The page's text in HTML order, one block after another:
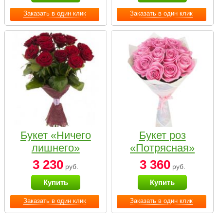
Заказать в один клик Заказать в один клик
Заказать в один клик
Букет «Ничего
лишнего»
3 230 руб.
Купить
Заказать в один клик
Букет роз
«Потрясная»
3 360руб.
Купить